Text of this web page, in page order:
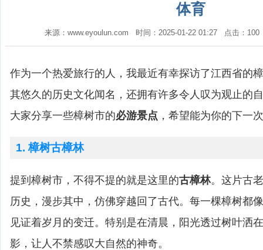
体育
来源：www.eyoulun.com 时间：2025-01-22 01:27 点击：
作为一个热爱旅行的人，我最近有幸探访了江西省的
其悠久的历史文化闻名，还拥有许多令人叹为观止的
大家分享一些樟树市的必游景点 ，希望能为你的下一
1. 樟树古樟林
提到樟树市，不得不提的就是这里的古樟林。这片古
历史，漫步其中，仿佛穿越回了古代。每一棵樟树都
见证着岁月的变迁。特别是在清晨，阳光透过树叶洒
影，让人不禁感叹大自然的神奇。